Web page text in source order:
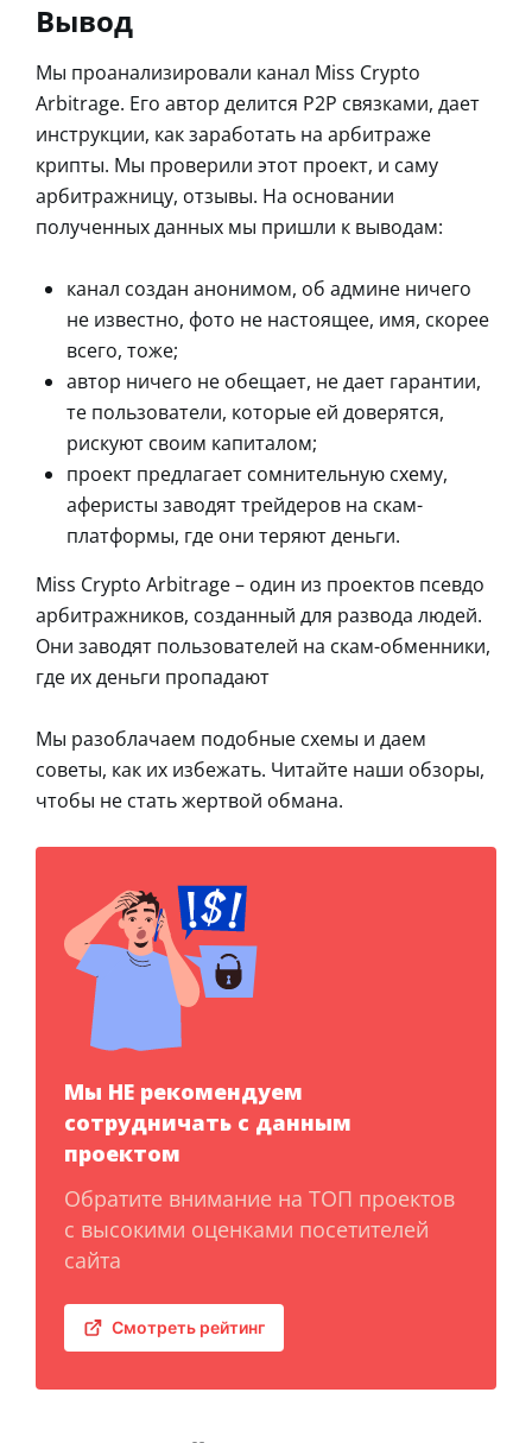
Вывод
Мы проанализировали канал Miss Crypto
Arbitrage. Его автор делится Р2Р связками, дает
инструкции, как заработать на арбитраже
крипты. Мы проверили этот проект, и саму
арбитражницу, отзывы. На основании
полученных данных мы пришли к выводам:
канал создан анонимом, об админе ничего
не известно, фото не настоящее, имя, скорее
всего, тоже;
автор ничего не обещает, не дает гарантии,
те пользователи, которые ей доверятся,
рискуют своим капиталом;
проект предлагает сомнительную схему,
аферисты заводят трейдеров на скам-
платформы, где они теряют деньги.
Miss Crypto Arbitrage – один из проектов псевдо
арбитражников, созданный для развода людей.
Они заводят пользователей на скам-обменники,
где их деньги пропадают
Мы разоблачаем подобные схемы и даем
советы, как их избежать. Читайте наши обзоры,
чтобы не стать жертвой обмана.
Мы НЕ рекомендуем
сотрудничать с данным
проектом
Обратите внимание на ТОП проектов
с высокими оценками посетителей
сайта
Смотреть рейтинг